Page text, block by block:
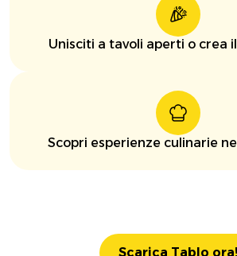
Unisciti a tavoli aperti o crea
Scopri esperienze culinarie
Scarica Tablo ora!